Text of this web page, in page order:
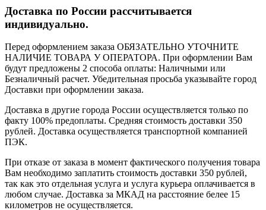
Доставка по России рассчитывается
индивидуально.
Перед оформлением заказа ОБЯЗАТЕЛЬНО УТОЧНИТЕ
НАЛИЧИЕ ТОВАРА У ОПЕРАТОРА. При оформлении Вам
будут предложены 2 способа оплаты: Наличными или
Безналичный расчет. Убедительная просьба указывайте город
Доставки при оформлении заказа.
Доставка в другие города России осуществляется только по
факту 100% предоплаты. Средняя стоимость доставки 350
рублей. Доставка осуществляется транспортной компанией
ПЭК.
При отказе от заказа в момент фактического получения товара
Вам необходимо заплатить стоимость доставки 350 рублей,
так как это отдельная услуга и услуга курьера оплачивается в
любом случае. Доставка за МКАД на расстояние белее 15
километров не осуществляется.